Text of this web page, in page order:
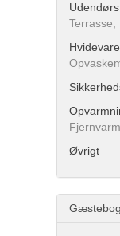
Udendørs
Terrasse,
Øvrigt
Gæstebog